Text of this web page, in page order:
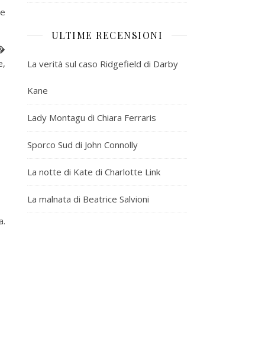
ULTIME RECENSIONI
La verità sul caso Ridgefield di Darby
Kane
Lady Montagu di Chiara Ferraris
Sporco Sud di John Connolly
La notte di Kate di Charlotte Link
La malnata di Beatrice Salvioni